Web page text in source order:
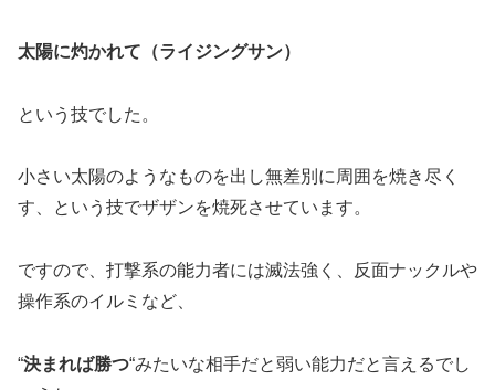
太陽に灼かれて（ライジングサン）
という技でした。
小さい太陽のようなものを出し無差別に周囲を焼き尽く
す、という技でザザンを焼死させています。
ですので、打撃系の能力者には滅法強く、反面ナックルや
操作系のイルミなど、
“決まれば勝つ“みたいな相手だと弱い能力だと言えるでし